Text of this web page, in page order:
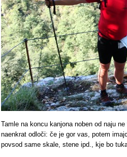
Tamle na koncu kanjona noben od naju
naenkrat odloči: če je gor vas, potem
povsod same skale, stene ipd., kje bo